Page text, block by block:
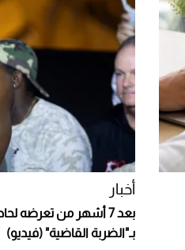
أخبار
بعد 7 أشهر من تعرضه
بـ"الضربة القاضية" (فيديو)